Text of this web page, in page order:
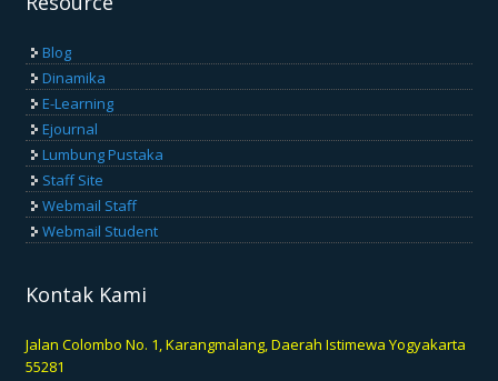
Blog
Dinamika
E-Learning
Ejournal
Lumbung Pustaka
Staff Site
Webmail Staff
Webmail Student
Kontak Kami
Jalan Colombo No. 1, Karangmalang, Daerah Istimewa Yogyakarta
55281